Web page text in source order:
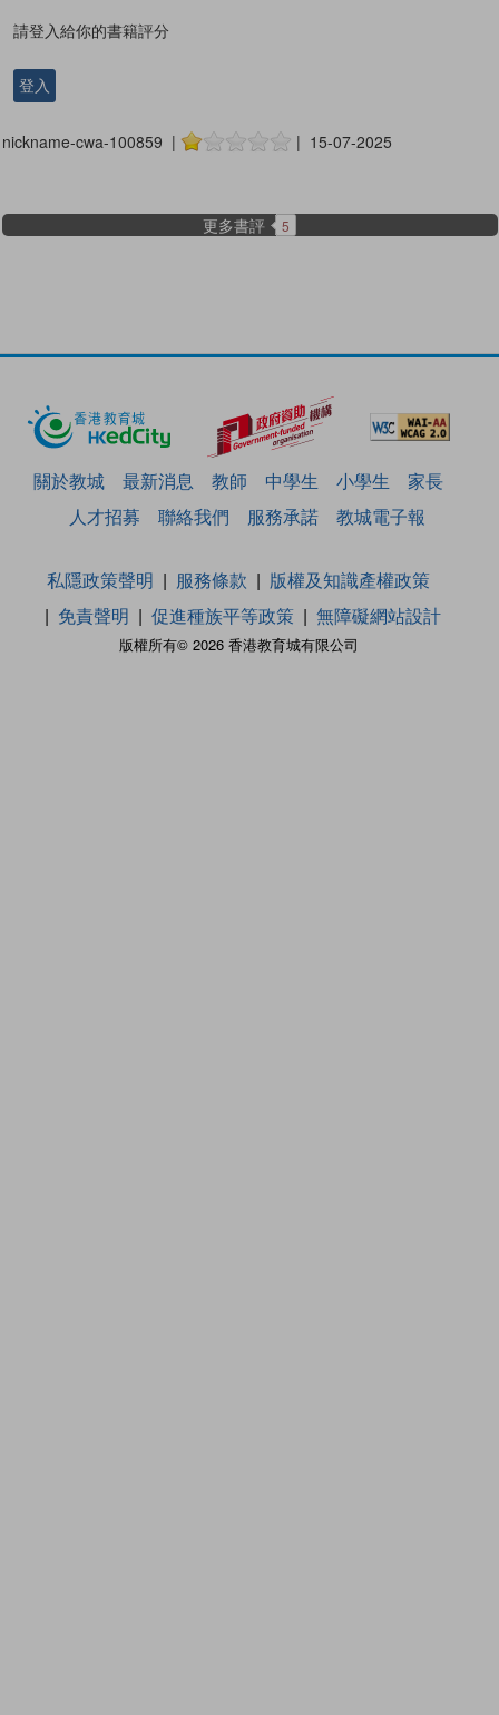
請登入給你的書籍評分
登入
nickname-cwa-100859 | | 15-07-2025
更多書評 5
關於教城 最新消息 教師 中學生 小學生
家長
人才招募
聯絡我們 服務承諾 教城電子報
版權所有© 2026 香港教育城有限公司
私隱政策聲明 服務條款
版權及知識產權政策
免責聲明
促進種族平等政策 無障礙網站設計